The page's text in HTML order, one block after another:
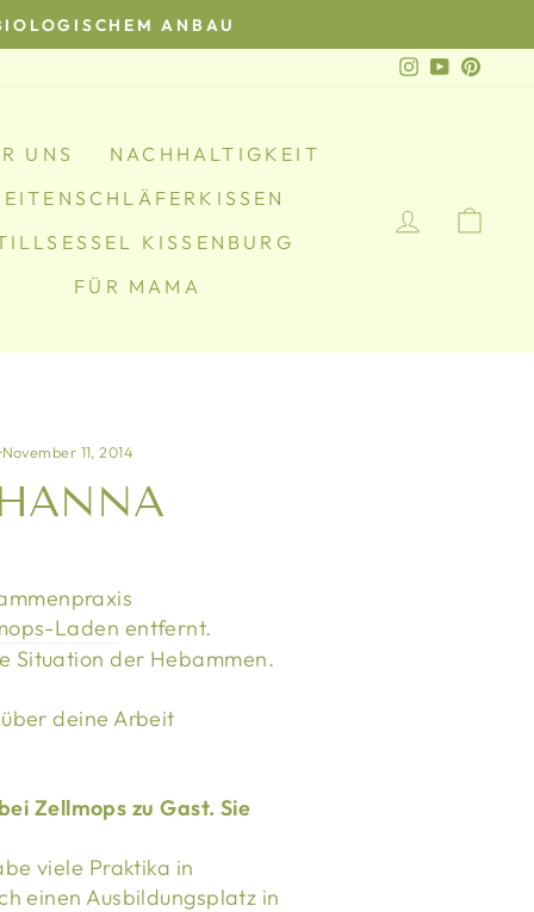
ANBAU
Instagram
YouTube
UNS
NACHHALTIGKEIT
KISSENBURG
FÜR MAMA
November 11, 2014
Laden entfernt.
Situation der Hebammen.
deine Arbeit
viele Praktika in
einen Ausbildungsplatz in